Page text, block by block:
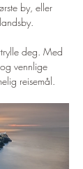
by, eller
deg. Med
vennlige
reisemål.